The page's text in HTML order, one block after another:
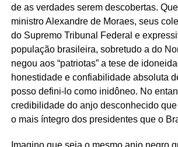
de as verdades serem descobertas.
ministro Alexandre de Moraes, seus
do Supremo Tribunal Federal e
população brasileira, sobretudo a do
negou aos “patriotas” a tese de
honestidade e confiabilidade absoluta
posso defini-lo como inidôneo. No
credibilidade do anjo desconhecido
o mais íntegro dos presidentes que o
Imagino que seja o mesmo anjo negro